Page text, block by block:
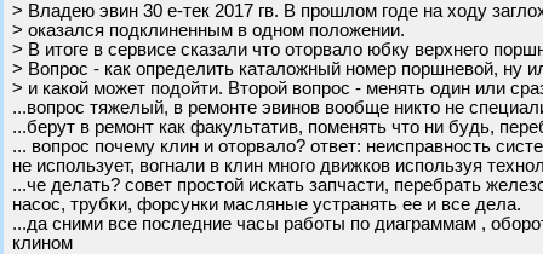
> Владею эвин 30 е-тек 2017 гв. В прошлом годе на ходу
> оказался подклиненным в одном положении.
> В итоге в сервисе сказали что оторвало юбку верхнего
> Вопрос - как определить каталожный номер поршневой, ну
> и какой может подойти. Второй вопрос - менять один или
...вопрос тяжелый, в ремонте эвинов вообще никто не
...берут в ремонт как факультатив, поменять что ни будь,
... вопрос почему клин и оторвало? ответ: неисправность
не использует, вогнали в клин много движков используя
...че делать? совет простой искать запчасти, перебрать
насос, трубки, форсунки масляные устранять ее и все дела.
...да сними все последние часы работы по диаграммам ,
клином